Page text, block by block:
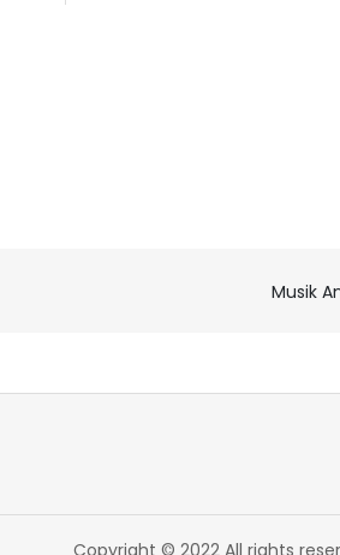
Musik
Copyright © 2022 All rights